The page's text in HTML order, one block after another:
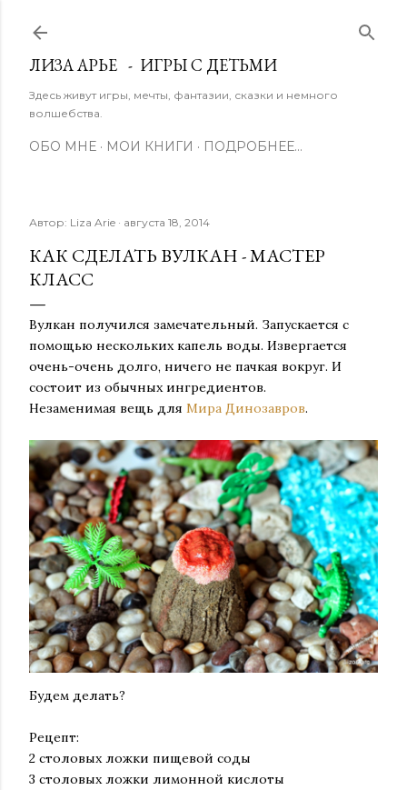
ЛИЗА АРЬЕ - ИГРЫ С ДЕТЬМИ
Здесь живут игры, мечты, фантазии, сказки и немного
волшебства.
ОБО МНЕ МОИ КНИГИ ПОДРОБНЕЕ…
Автор: Liza Arie августа 18, 2014
КАК СДЕЛАТЬ ВУЛКАН - МАСТЕР
КЛАСС
Вулкан получился замечательный. Запускается с
помощью нескольких капель воды. Извергается
очень-очень долго, ничего не пачкая вокруг. И
состоит из обычных ингредиентов.
Незаменимая вещь для Мира Динозавров.
Будем делать?
Рецепт:
2 столовых ложки пищевой соды
3 столовых ложки лимонной кислоты